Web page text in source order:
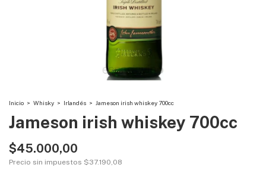
Inicio > Whisky > Irlandés > Jameson irish whiskey 700cc
Jameson irish whiskey 700cc
$45.000,00
Precio sin impuestos $37.190,08